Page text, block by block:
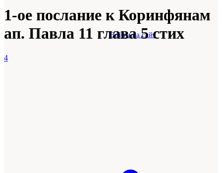
Войти на сайт
1-ое послание к Коринфянам
ап. Павла 11 глава 5 стих
4